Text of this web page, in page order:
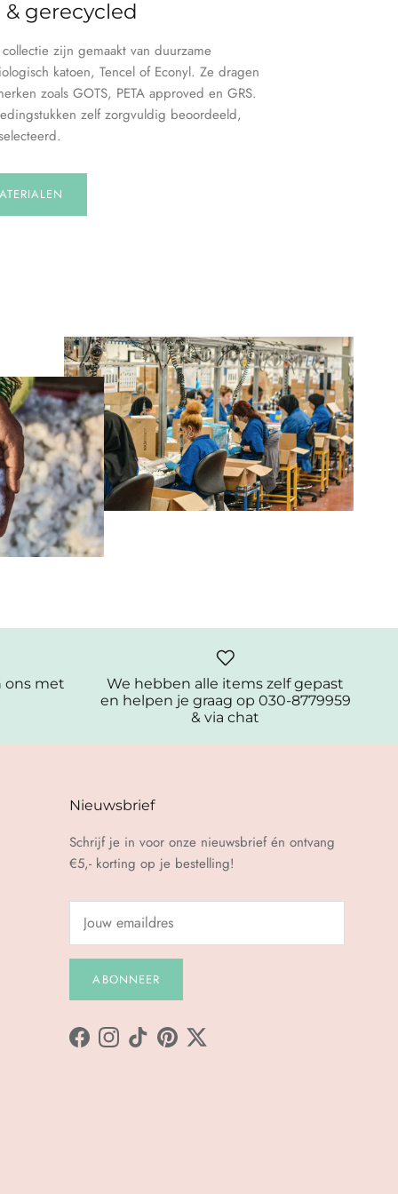
gerecycled
zijn gemaakt van duurzame
katoen, Tencel of Econyl. Ze dragen
zoals GOTS, PETA approved en GRS.
zelf zorgvuldig beoordeeld,
ons met
We hebben alle items zelf gepast
en helpen je graag op 030-8779959
& via chat
Nieuwsbrief
Schrijf je in voor onze nieuwsbrief én ontvang
€5,- korting op je bestelling!
ABONNEER
FacebookInstagram
TikTokPinterestTwitter